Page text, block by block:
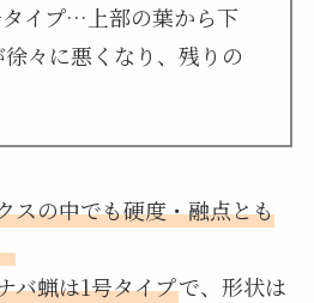
イプ…上部の葉から下
々に悪くなり、残りの
スの中でも硬度・融点とも
バ蝋は1号タイプで、形状は